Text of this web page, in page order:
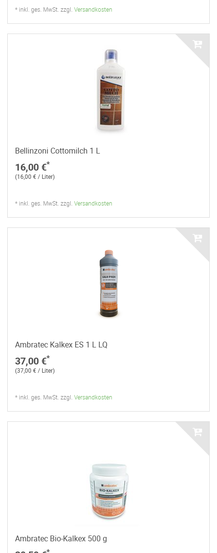
* inkl. ges. MwSt. zzgl. Versandkosten
Bellinzoni Cottomilch 1 L
16,00 €*
(16,00 € / Liter)
* inkl. ges. MwSt. zzgl. Versandkosten
Ambratec Kalkex ES 1 L LQ
37,00 €*
(37,00 € / Liter)
* inkl. ges. MwSt. zzgl. Versandkosten
Ambratec Bio-Kalkex 500 g